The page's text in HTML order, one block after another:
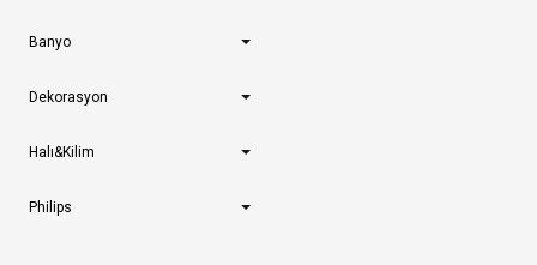
Banyo
Dekorasyon
Halı&Kilim
Philips